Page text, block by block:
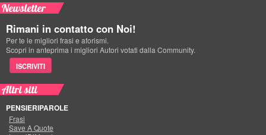
Newsletter
Rimani in contatto con Noi!
Per te le migliori frasi e aforismi.
Scopri in anteprima i migliori Autori votati dalla Community.
ISCRIVITI
Altri siti
PENSIERIPAROLE
Frasi
Save A Quote